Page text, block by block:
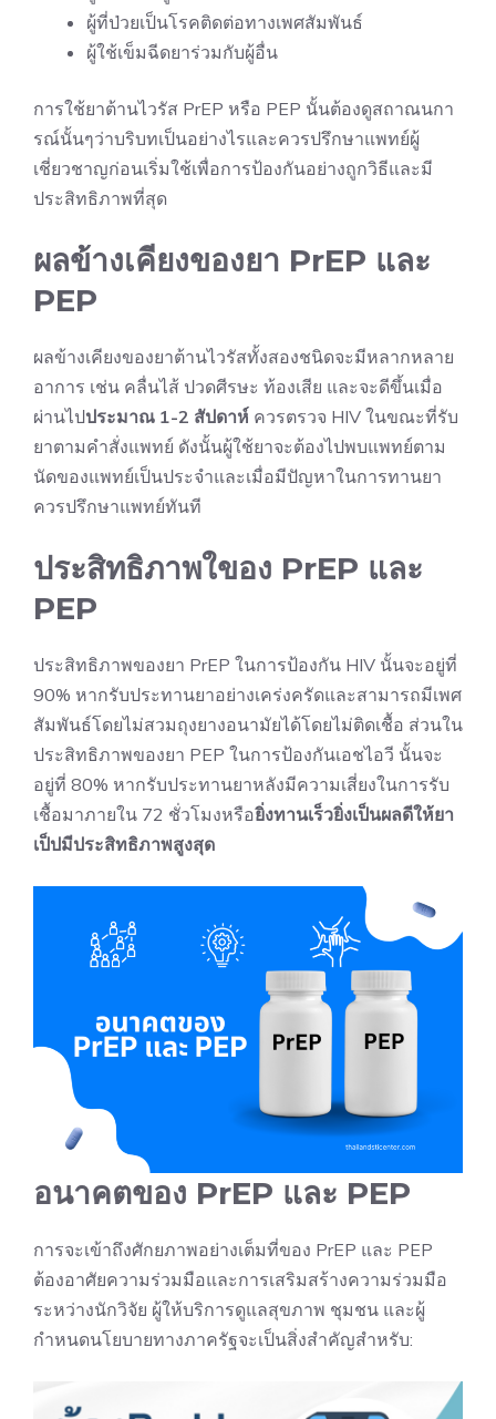
ผู้ที่ป่วยเป็นโรคติดต่อทางเพศสัมพันธ์
ผู้ใช้เข็มฉีดยาร่วมกับผู้อื่น
การใช้ยาต้านไวรัส PrEP หรือ PEP นั้นต้องดูสถาณนกา
รณ์นั้นๆว่าบริบทเป็นอย่างไรและควรปรึกษาแพทย์ผู้
เชี่ยวชาญก่อนเริ่มใช้เพื่อการป้องกันอย่างถูกวิธีและมี
ประสิทธิภาพที่สุด
ผลข้างเคียงของยา PrEP และ
PEP
ผลข้างเคียงของยาต้านไวรัสทั้งสองชนิดจะมีหลากหลาย
อาการ เช่น คลื่นไส้ ปวดศีรษะ ท้องเสีย และจะดีขึ้นเมื่อ
ผ่านไปประมาณ 1-2 สัปดาห์ ควรตรวจ HIV ในขณะที่รับ
ยาตามคำสั่งแพทย์ ดังนั้นผู้ใช้ยาจะต้องไปพบแพทย์ตาม
นัดของแพทย์เป็นประจำและเมื่อมีปัญหาในการทานยา
ควรปรึกษาแพทย์ทันที
ประสิทธิภาพใของ PrEP และ
PEP
ประสิทธิภาพของยา PrEP ในการป้องกัน HIV นั้นจะอยู่ที่
90% หากรับประทานยาอย่างเคร่งครัดและสามารถมีเพศ
สัมพันธ์โดยไม่สวมถุงยางอนามัยได้โดยไม่ติดเชื้อ ส่วนใน
ประสิทธิภาพของยา PEP ในการป้องกันเอชไอวี นั้นจะ
อยู่ที่ 80% หากรับประทานยาหลังมีความเสี่ยงในการรับ
เชื้อมาภายใน 72 ชั่วโมงหรือยิ่งทานเร็วยิ่งเป็นผลดีให้ยา
เป็ปมีประสิทธิภาพสูงสุด
อนาคตของ PrEP และ PEP
การจะเข้าถึงศักยภาพอย่างเต็มที่ของ PrEP และ PEP
ต้องอาศัยความร่วมมือและการเสริมสร้างความร่วมมือ
ระหว่างนักวิจัย ผู้ให้บริการดูแลสุขภาพ ชุมชน และผู้
กำหนดนโยบายทางภาครัฐจะเป็นสิ่งสำคัญสำหรับ: